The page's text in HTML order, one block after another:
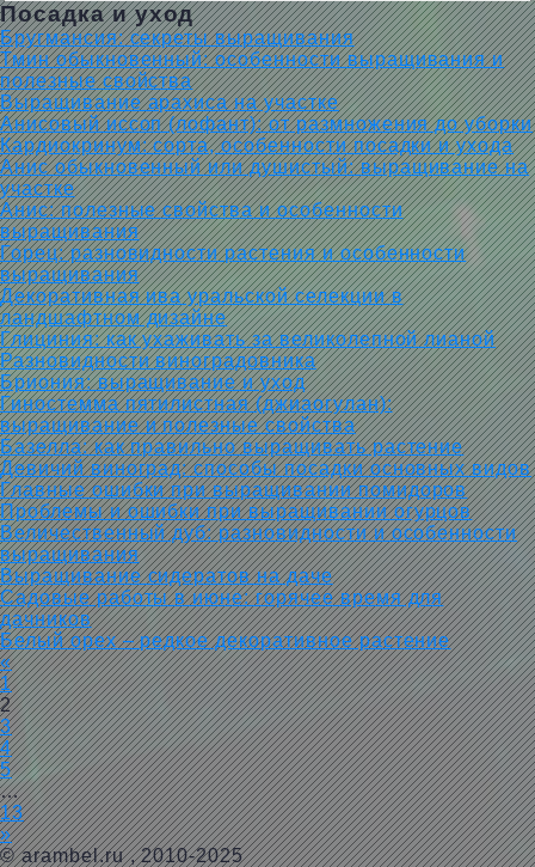
Посадка и уход
Бругмансия: секреты выращивания
Тмин обыкновенный: особенности выращивания и
полезные свойства
Выращивание арахиса на участке
Анисовый иссоп (лофант): от размножения до уборки
Кардиокринум: сорта, особенности посадки и ухода
Анис обыкновенный или душистый: выращивание на
участке
Анис: полезные свойства и особенности
выращивания
Горец: разновидности растения и особенности
выращивания
Декоративная ива уральской селекции в
ландшафтном дизайне
Глициния: как ухаживать за великолепной лианой
Разновидности виноградовника
Бриония: выращивание и уход
Гиностемма пятилистная (джиаогулан):
выращивание и полезные свойства
Базелла: как правильно выращивать растение
Девичий виноград: способы посадки основных видов
Главные ошибки при выращивании помидоров
Проблемы и ошибки при выращивании огурцов
Величественный дуб: разновидности и особенности
выращивания
Выращивание сидератов на даче
Садовые работы в июне: горячее время для
дачников
Белый орех – редкое декоративное растение
«
1
2
3
4
5
…
13
»
© arambel.ru, 2010-2025